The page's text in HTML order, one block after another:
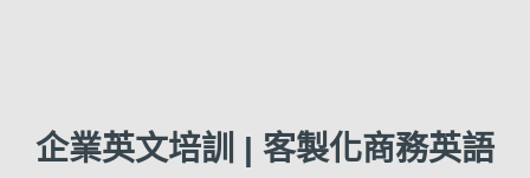
企業英文培訓 | 客製化商務英語